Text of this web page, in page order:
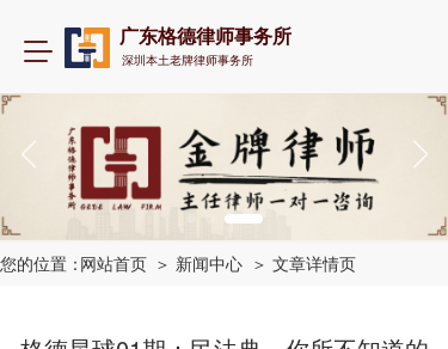
T
g
v
i
t
广东格德律师事务所
深圳本土老牌律师事务所
您的位置：网站首页 ＞ 新闻中心 ＞ 文章详情页